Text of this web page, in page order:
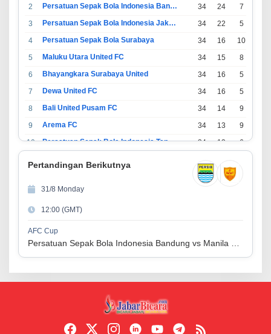
2
Persatuan Sepak Bola Indonesia Bandung 34 24 7
3
Persatuan Sepak Bola Indonesia Jakarta 34 22 5
4
Persatuan Sepak Bola Surabaya 34 16 10
5
Maluku Utara United FC 34 15 8
6
Bhayangkara Surabaya United 34 16 5
7
Dewa United FC 34 16 5
8
Bali United Pusam FC 34 14 9
9
Arema FC 34 13 9
10
Persatuan Sepak Bola Indonesia Tangerang 34 13 6
34 11
13
14
Madura United FC
15
Persatuan Sepakbola Makassar
16
Persis Solo 34 8 10
Semen Padang FC
Pertandingan Berikutnya
31/8 Monday
12:00 (GMT)
AFC Cup